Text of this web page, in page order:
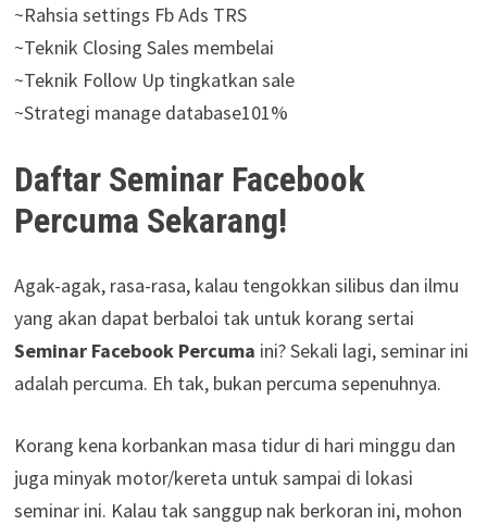
~Rahsia settings Fb Ads TRS
~Teknik Closing Sales membelai
~Teknik Follow Up tingkatkan sale
~Strategi manage database101%
Daftar Seminar Facebook
Percuma Sekarang!
Agak-agak, rasa-rasa, kalau tengokkan silibus dan ilmu
yang akan dapat berbaloi tak untuk korang sertai
Seminar Facebook Percuma ini? Sekali lagi, seminar ini
adalah percuma. Eh tak, bukan percuma sepenuhnya.
Korang kena korbankan masa tidur di hari minggu dan
juga minyak motor/kereta untuk sampai di lokasi
seminar ini. Kalau tak sanggup nak berkoran ini, mohon